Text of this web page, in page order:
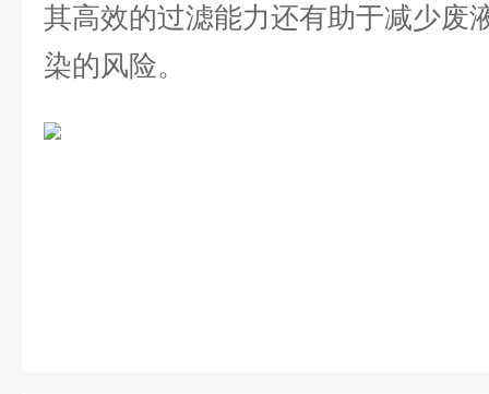
其高效的过滤能力还有助于减少废
染的风险。